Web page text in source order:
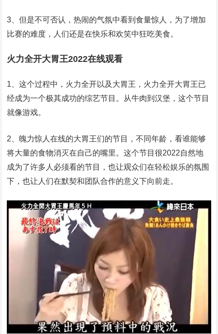
3、但是不可否认，热闹的气氛中看到食量惊人，为了增加
比赛的难度，人们还是在快乐和欢笑中狂吃美食。
火力全开大胃王2022在线观看
1、这个过程中，火力全开以及大胃王，火力全开大胃王已
经成为一个极其成功的综艺节目。从牛肉到汉堡，这个节目
就像游戏。
2、魄力惊人在线的大胃王们的节目，不同年龄，看谁能够
将大量的食物消灭在自己的嘴里。这个节目很2022自然地
成为了许多人必须看的节目，也让观众们在轻松娱乐的氛围
下，也让人们在默契和团队合作的意义下向前走。